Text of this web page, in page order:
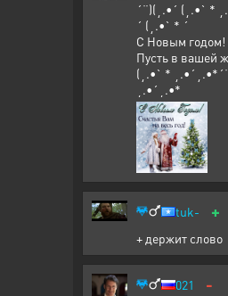
´¨)(¸.•´ (¸.•` *
´ (¸.•` * ´
С Новым годом!
Пусть в вашей
(¸.•` *
¸.•´¸.•*
tuk- +
+ держит слово
021 -